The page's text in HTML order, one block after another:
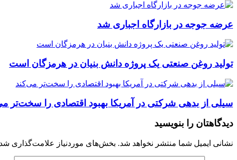
عرضه جوجه در بازارگاه اجباری شد
تولید روغن صنعتی یک پروژه دانش بنیان در هرمزگان است
سیلی از بدهی شرکتی در آمریکا بهبود اقتصادی را سخت‌تر
دیدگاهتان را بنویسید
نشانی ایمیل شما منتشر نخواهد شد. بخش‌های موردنیاز علامت‌گذاری